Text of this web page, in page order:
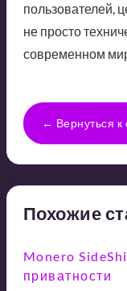
пользователей,
не просто
современном
← Вернуться к
Похожие
Monero
приватности